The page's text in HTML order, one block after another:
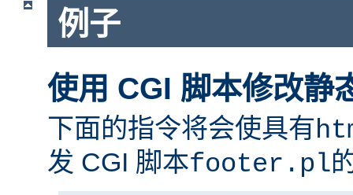
例子
使用 CGI 脚本修改静
下面的指令将会使具有
发 CGI 脚本footer.pl